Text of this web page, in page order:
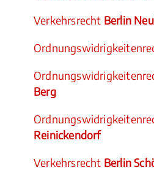
Verkehrsrecht Berlin
Berg
Reinickendorf
Verkehrsrecht Berlin